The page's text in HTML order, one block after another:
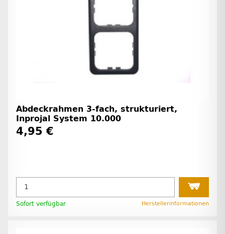
Abdeckrahmen 3-fach, strukturiert,
Inprojal System 10.000
4,95 €
Sofort verfügbar Herstellerinformationen